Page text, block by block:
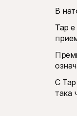
В
Tap
С
така